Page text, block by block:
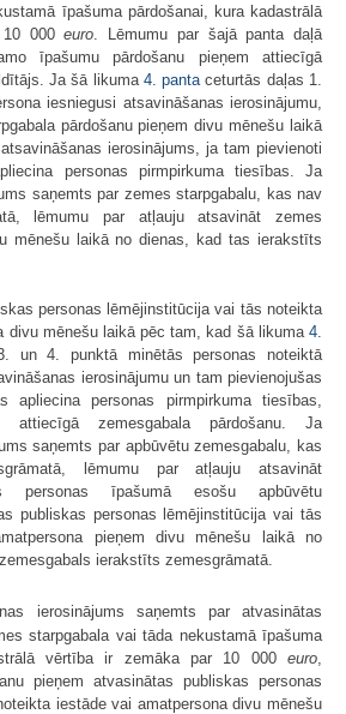
īpašuma pārdošanai, kura kadastrālā
10 000euro. Lēmumu par šajā panta daļā
īpašumu pārdošanu pieņem attiecīgā
Ja šā likuma 4. pantaceturtās daļas 1.
iesniegusi atsavināšanas ierosinājumu,
pārdošanu pieņem divu mēnešu laikā
ierosinājums, ja tam pievienoti
personas pirmpirkuma tiesības. Ja
saņemts par zemes starpgabalu, kas nav
lēmumu par atļauju atsavināt zemes
mēnešu laikā no dienas, kad tas ierakstīts
personas lēmējinstitūcija vai tās noteikta
divu mēnešu laikā pēc tam, kad šā likuma 4.
un 4. punktā minētās personas noteiktā
ierosinājumu un tam pievienojušas
apliecina personas pirmpirkuma tiesības,
attiecīgā zemesgabala pārdošanu. Ja
saņemts par apbūvētu zemesgabalu, kas
lēmumu par atļauju atsavināt
personas īpašumā esošu apbūvētu
publiskas personas lēmējinstitūcija vai tās
pieņem divu mēnešu laikā no
ierakstīts zemesgrāmatā.
ierosinājums saņemts par atvasinātas
starpgabala vai tāda nekustamā īpašuma
vērtība ir zemāka par 10 000 euro
pieņem atvasinātas publiskas personas
iestāde vai amatpersona divu mēnešu